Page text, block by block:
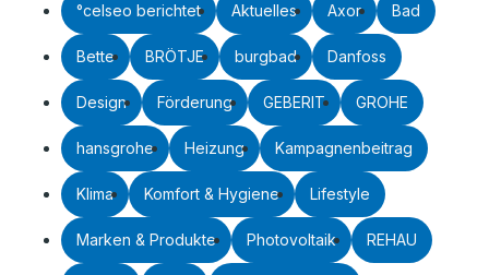
°celseo berichtet Aktuelles Axor Bad
Bette BRÖTJE burgbad Danfoss
Design Förderung GEBERIT GROHE
hansgrohe Heizung Kampagnenbeitrag
Klima Komfort & Hygiene Lifestyle
Marken & Produkte Photovoltaik REHAU